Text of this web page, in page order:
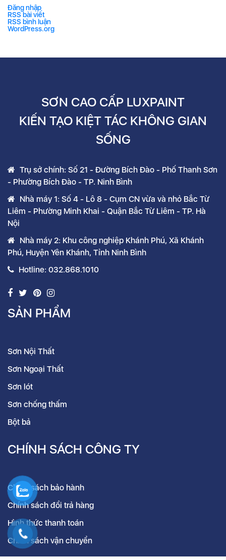
Đăng nhập
RSS bài viết
RSS bình luận
WordPress.org
SƠN CAO CẤP LUXPAINT
KIẾN TẠO KIỆT TÁC KHÔNG GIAN
SỐNG
Trụ sở chính: Số 21 - Đường Bích Đào - Phố Thanh Sơn
- Phường Bích Đào - TP. Ninh Bình
Nhà máy 1: Số 4 - Lô 8 - Cụm CN vừa và nhỏ Bắc Từ
Liêm - Phường Minh Khai - Quận Bắc Từ Liêm - TP. Hà
Nội
Nhà máy 2: Khu công nghiệp Khánh Phú, Xã Khánh
Phú, Huyện Yên Khánh, Tỉnh Ninh Bình
Hotline: 032.868.1010
SẢN PHẨM
Sơn Nội Thất
Sơn Ngoại Thất
Sơn lót
Sơn chống thấm
Bột bả
CHÍNH SÁCH CÔNG TY
Chính sách bảo hành
Chính sách đổi trả hàng
Hình thức thanh toán
Chính sách vận chuyển